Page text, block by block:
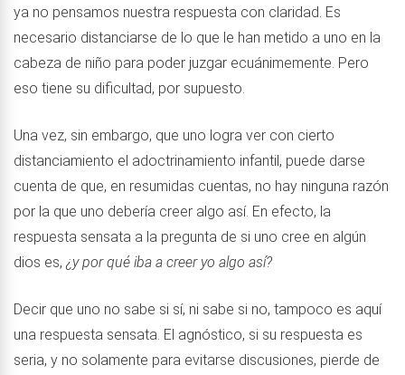
ya no pensamos nuestra respuesta con claridad. Es
necesario distanciarse de lo que le han metido a uno en la
cabeza de niño para poder juzgar ecuánimemente. Pero
eso tiene su dificultad, por supuesto.
Una vez, sin embargo, que uno logra ver con cierto
distanciamiento el adoctrinamiento infantil, puede darse
cuenta de que, en resumidas cuentas, no hay ninguna razón
por la que uno debería creer algo así. En efecto, la
respuesta sensata a la pregunta de si uno cree en algún
dios es, ¿y por qué iba a creer yo algo así?
Decir que uno no sabe si sí, ni sabe si no, tampoco es aquí
una respuesta sensata. El agnóstico, si su respuesta es
seria, y no solamente para evitarse discusiones, pierde de